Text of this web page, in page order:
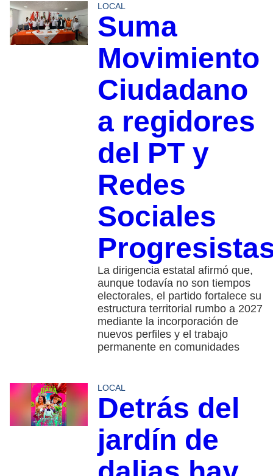
LOCAL
Suma
Movimiento
Ciudadano
a regidores
del PT y
Redes
Sociales
La dirigencia estatal afirmó que,
aunque todavía no son tiempos
electorales, el partido fortalece su
estructura territorial rumbo a 2027
mediante la incorporación de
nuevos perfiles y el trabajo
permanente en comunidades
LOCAL
Detrás del
jardín de